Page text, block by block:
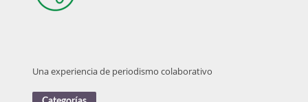
Una experiencia de periodismo colaborativo